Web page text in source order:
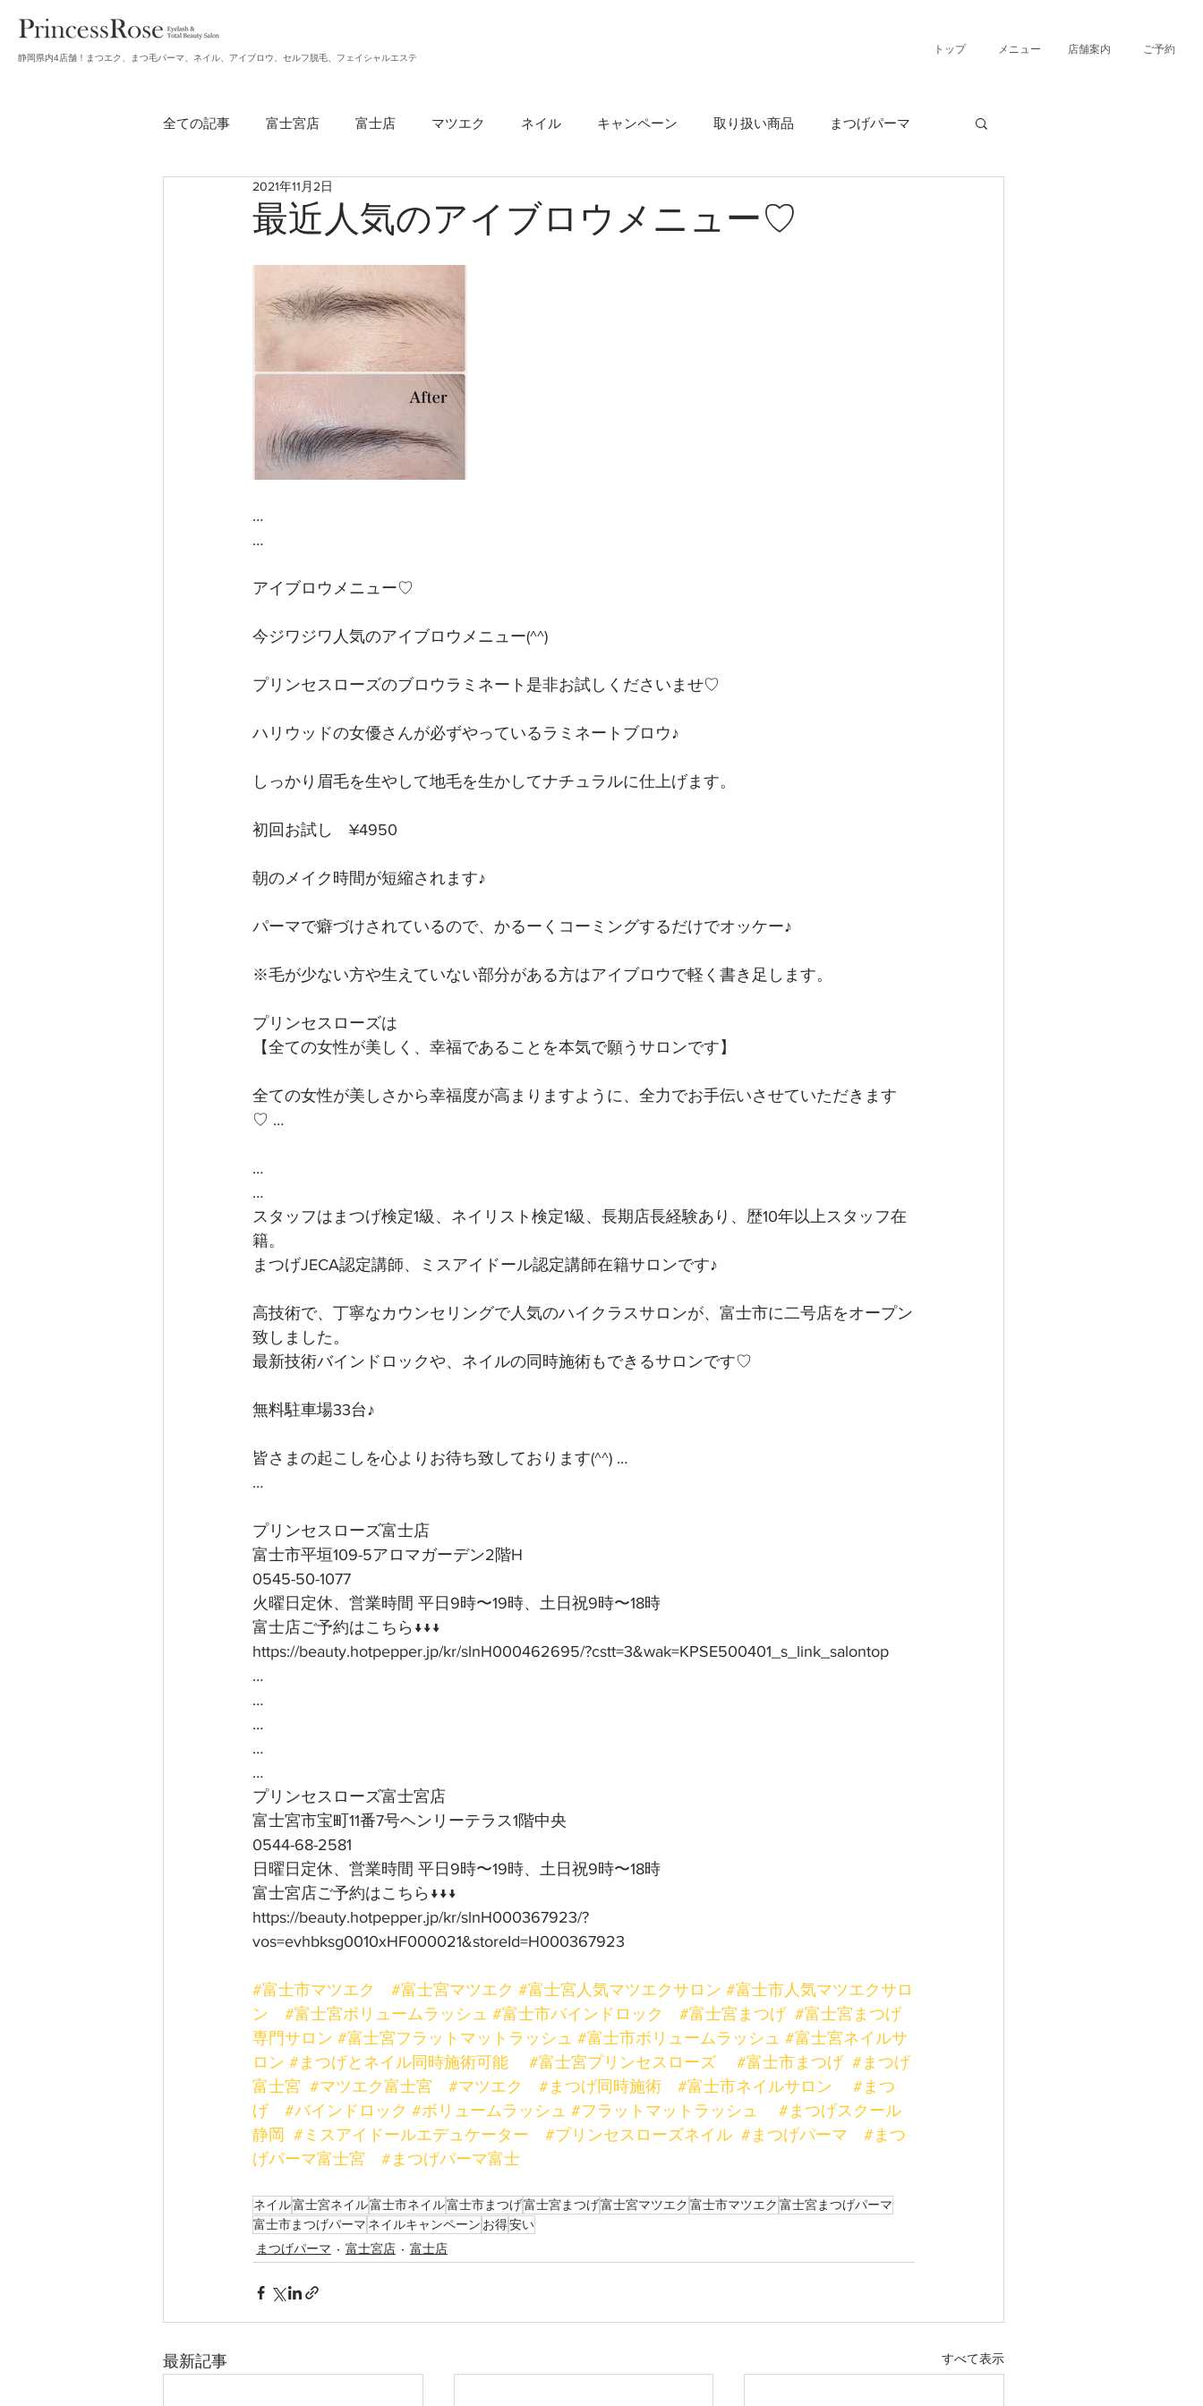
静岡県内4店舗！まつエク、まつ毛パーマ、ネイル、アイブロウ、セルフ脱毛、フェイシャルエステ
トップ メニュー 店舗案内 ご予約
全ての記事 富士宮店 富士店 マツエク ネイル キャンペーン 取り扱い商品 まつげパーマ
無題のカテゴリー
最近人気のアイブロウメニュー♡
2021年11月2日
…
…
アイブロウメニュー♡
今ジワジワ人気のアイブロウメニュー(^^)
プリンセスローズのブロウラミネート是非お試しくださいませ♡
ハリウッドの女優さんが必ずやっているラミネートブロウ♪
しっかり眉毛を生やして地毛を生かしてナチュラルに仕上げます。
初回お試し　¥4950
朝のメイク時間が短縮されます♪
パーマで癖づけされているので、かるーくコーミングするだけでオッケー♪
※毛が少ない方や生えていない部分がある方はアイブロウで軽く書き足します。
プリンセスローズは
【全ての女性が美しく、幸福であることを本気で願うサロンです】
全ての女性が美しさから幸福度が高まりますように、全力でお手伝いさせていただきます
♡ …
…
…
スタッフはまつげ検定1級、ネイリスト検定1級、長期店長経験あり、歴10年以上スタッフ在
籍。
まつげJECA認定講師、ミスアイドール認定講師在籍サロンです♪
高技術で、丁寧なカウンセリングで人気のハイクラスサロンが、富士市に二号店をオープン
致しました。
最新技術バインドロックや、ネイルの同時施術もできるサロンです♡
無料駐車場33台♪
皆さまの起こしを心よりお待ち致しております(^^) …
…
プリンセスローズ富士店
富士市平垣109-5アロマガーデン2階H
0545-50-1077
火曜日定休、営業時間 平日9時〜19時、土日祝9時〜18時
富士店ご予約はこちら↓↓↓
https://beauty.hotpepper.jp/kr/slnH000462695/?cstt=3&wak=KPSE500401_s_link_salontop
…
…
…
…
…
プリンセスローズ富士宮店
富士宮市宝町11番7号ヘンリーテラス1階中央
0544-68-2581
日曜日定休、営業時間 平日9時〜19時、土日祝9時〜18時
富士宮店ご予約はこちら↓↓↓
https://beauty.hotpepper.jp/kr/slnH000367923/?
vos=evhbksg0010xHF000021&storeId=H000367923
#富士市マツエク #富士宮マツエク #富士宮人気マツエクサロン #富士市人気マツエクサロ
ン
#富士宮ボリュームラッシュ #富士市バインドロック #富士宮まつげ #富士宮まつげ
専門サロン #富士宮フラットマットラッシュ #富士市ボリュームラッシュ #富士宮ネイルサ
ロン #まつげとネイル同時施術可能 #富士宮プリンセスローズ #富士市まつげ #まつげ
富士宮 #マツエク富士宮 #マツエク #まつげ同時施術 #富士市ネイルサロン
#まつ
げ
#バインドロック #ボリュームラッシュ #フラットマットラッシュ
#まつげスクール
静岡
#ミスアイドールエデュケーター #プリンセスローズネイル #まつげパーマ
#まつ
げパーマ富士宮
#まつげパーマ富士
ネイル富士宮ネイル富士市ネイル富士市まつげ富士宮まつげ富士宮マツエク 富士市マツエク 富士宮まつげパーマ
富士市まつげパーマ ネイルキャンペーン お得安い
まつげパーマ
富士宮店 富士店
最新記事 すべて表示